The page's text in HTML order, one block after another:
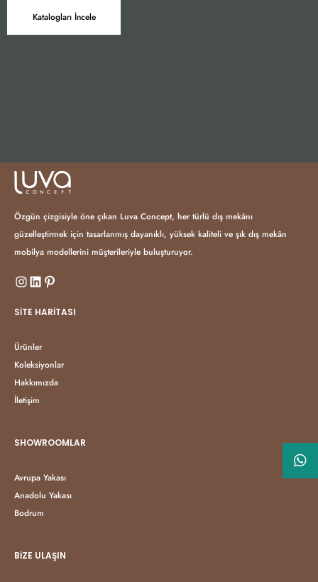
Katalogları İncele
Özgün çizgisiyle öne çıkan Luva Concept, her türlü dış mekânı
güzelleştirmek için tasarlanmış dayanıklı, yüksek kaliteli ve şık dış mekân
mobilya modellerini müşterileriyle buluşturuyor.
SITE HARITASI
Ürünler
Koleksiyonlar
Hakkımızda
İletişim
SHOWROOMLAR
Avrupa Yakası
Anadolu Yakası
Bodrum
BIZE ULAŞIN